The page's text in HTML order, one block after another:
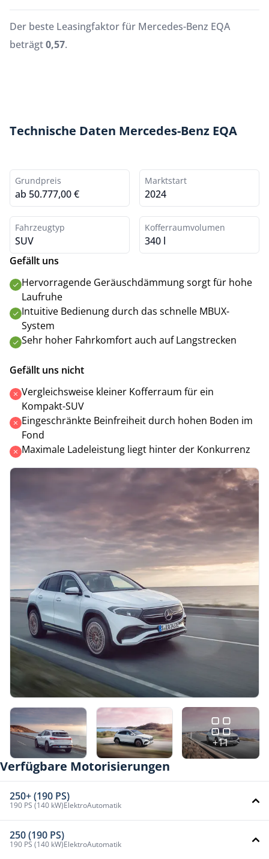
Der beste Leasingfaktor für Mercedes-Benz EQA
beträgt0,57.
Technische Daten Mercedes-Benz EQA
Grundpreis
ab 50.777,00 €
Marktstart
2024
Fahrzeugtyp
SUV
Kofferraumvolumen
340 l
Gefällt uns
Hervorragende Geräuschdämmung sorgt für hohe
Laufruhe
Intuitive Bedienung durch das schnelle MBUX-
System
Sehr hoher Fahrkomfort auch auf Langstrecken
Gefällt uns nicht
Vergleichsweise kleiner Kofferraum für ein
Kompakt-SUV
Eingeschränkte Beinfreiheit durch hohen Boden im
Fond
Maximale Ladeleistung liegt hinter der Konkurrenz
+11
Verfügbare Motorisierungen
250+ (190 PS)
190 PS (140 kW)ElektroAutomatik
250 (190 PS)
190 PS (140 kW)ElektroAutomatik